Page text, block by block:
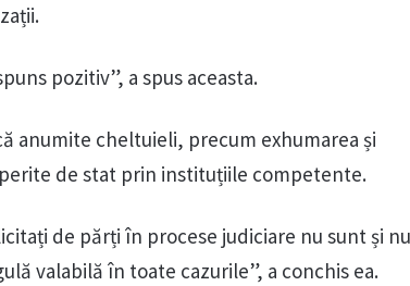
pozitiv”, a spus aceasta.
anumite cheltuieli, precum exhumarea și
de stat prin instituțiile competente.
de părți în procese judiciare nu sunt și
valabilă în toate cazurile”, a conchis ea.